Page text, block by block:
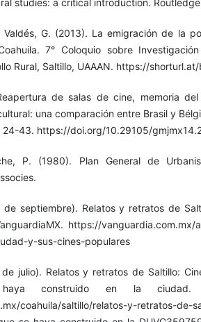
studies: a critical introduction.
G. (2013). La emigración de la
7° Coloquio sobre
Rural, Saltillo, UAAAN. https://shorturl.at/
de salas de cine, memoria
una comparación entre Brasil y
24-43. https://doi.org/10.29105/
P. (1980). Plan General de
de septiembre). Relatos y retratos de
https://vanguardia.com.mx/
y-sus-cines-populares
julio). Relatos y retratos de Saltillo:
construido en la ciudad.
coahuila/saltillo/relatos-y-retratos-de-